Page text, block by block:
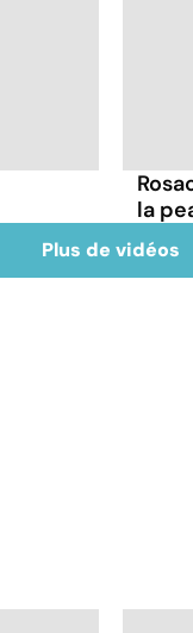
la
Plus de vidéos